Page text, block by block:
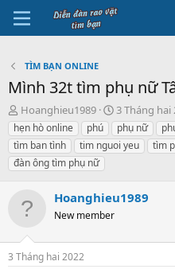
TÌM BẠN ONLINE
Mình 32t tìm phụ nữ
B
ắ
t
đ
ầ
Hoanghieu1989
N
g
à
y
t
3 Tháng hai
hẹn hò online
phú phụ nữ
tìm ban tình
tim nguoi yeu tìm
đàn ông tìm phụ nữ
Hoanghieu1989
New member
3 Tháng hai 2022